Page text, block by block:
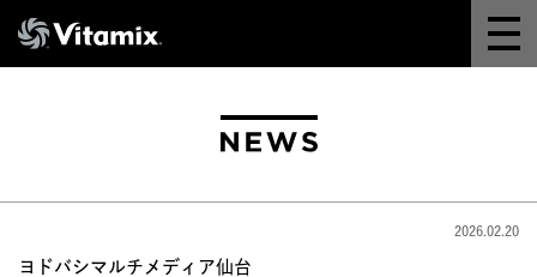
オンラインストア
2026.02.20
ヨドバシマルチメディア仙台